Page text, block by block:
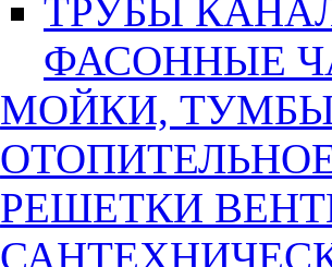
ТРУБЫ
ФАСОННЫЕ
МОЙКИ,
РЕШЕТКИ